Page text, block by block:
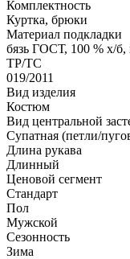
Комплектность
Куртка, брюки
Материал подкладки
бязь ГОСТ, 100 % х/б,
ТР/ТС
019/2011
Вид изделия
Костюм
Вид центральной
Супатная (петли/
Длина рукава
Длинный
Ценовой сегмент
Стандарт
Пол
Мужской
Сезонность
Зима